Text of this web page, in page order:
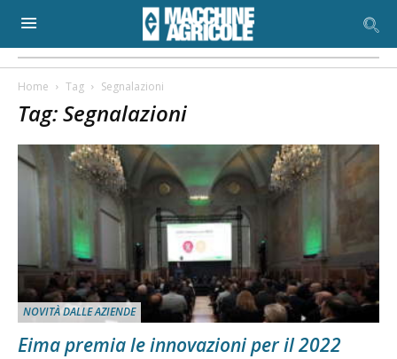
Home Tag Segnalazioni
Tag: Segnalazioni
NOVITÀ DALLE AZIENDE
Eima premia le innovazioni per il 2022